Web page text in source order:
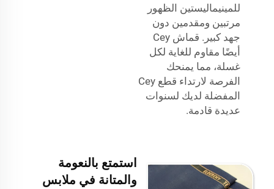
للمينيماليستين الظهور
مرتبين ومقدمين دون
جهد كبير. قماش Cey
أيضًا مقاوم للغاية لكل
غسلة، مما يمنحك
الفرصة لارتداء قطع Cey
المفضلة لديك لسنوات
عديدة قادمة.
استمتع بالنعومة
والمتانة في ملابس